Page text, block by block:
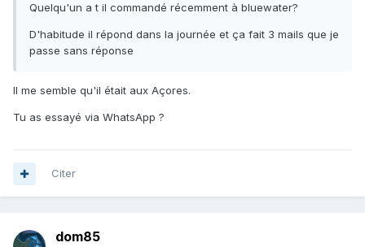
Quelqu'un a t il commandé récemment à bluewater?
D'habitude il répond dans la journée et ça fait 3 mails que je
passe sans réponse
Il me semble qu'il était aux Açores.
Tu as essayé via WhatsApp ?
Citer
dom85